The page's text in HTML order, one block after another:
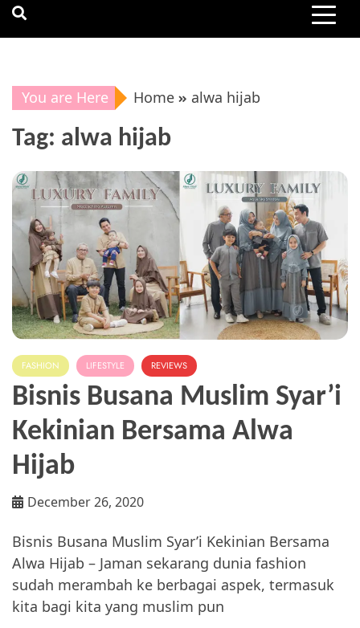
You are Here Home alwa hijab
Tag: alwa hijab
FASHION LIFESTYLE REVIEWS
Bisnis Busana Muslim Syar’i
Kekinian Bersama Alwa
Hijab
December 26, 2020
Bisnis Busana Muslim Syar’i Kekinian Bersama
Alwa Hijab – Jaman sekarang dunia fashion
sudah merambah ke berbagai aspek, termasuk
kita bagi kita yang muslim pun